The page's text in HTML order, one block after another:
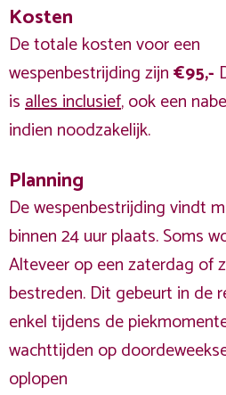
Kosten
De totale kosten voor een
wespenbestrijding zijn€95,-
isalles inclusief, ook een
indien noodzakelijk.
Planning
De wespenbestrijding vindt
binnen 24 uur plaats. Soms
Alteveer op een zaterdag of
bestreden. Dit gebeurt in de
enkel tijdens de
wachttijden op
oplopen